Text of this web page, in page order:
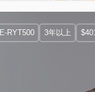
E-RYT500 3年以上